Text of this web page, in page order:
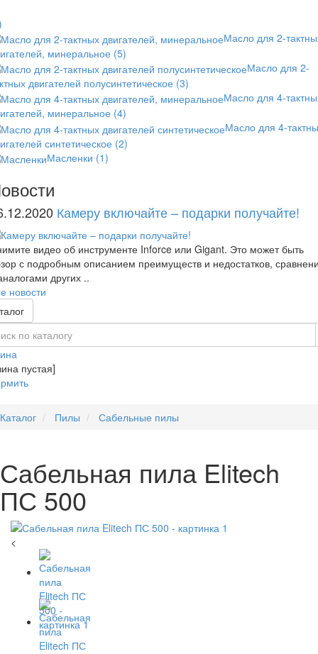
Масло для 2-
минеральное (5)
Масло для 2-
двигателей полусинтетическое (3)
Масло для 4-
минеральное (4)
Масло для 4-
синтетическое (2)
Масленки (1)
Камеру включайте – подарки получайте!
видео об инструменте Inforce или Gigant. Это может быть
с подробным описанием преимуществ и недостатков,
других ..
новости
пустая]
Каталог Пилы Сабельные пилы
Сабельная пила Elitech
ПС 500
<